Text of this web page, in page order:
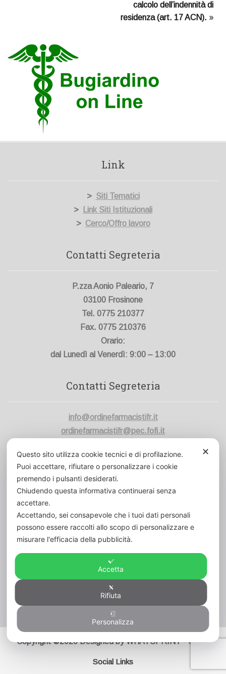
calcolo dell’indennità di
residenza (art. 17 ACN). »
Link
> Siti Tematici
>
Link Siti Istituzionali
> Cerco/Offro lavoro
Contatti Segreteria
P.zza Aonio Paleario, 7
03100 Frosinone
Tel. 0775 210377
Fax. 0775 210376
Orario:
dal Lunedì al Venerdì: 9:00 – 13:00
Contatti Segreteria
info@ordinefarmacistifr.it
ordinefarmacistifr@pec.fofi.it
Codice Fiscale:80006420600
Cod. Un. Fatt. Elett.:UFVK43
Visitatori3
Copyright ©2020 Designed by WHATSPRINT - Serba
Social Links
✕
Questo sito utilizza cookie tecnici e di profilazione.
Puoi accettare, rifiutare o personalizzare i cookie
premendo i pulsanti desiderati.
Chiudendo questa informativa continuerai senza
accettare.
Accettando, sei consapevole che i tuoi dati personali
possono essere raccolti allo scopo di personalizzare e
misurare l'efficacia della pubblicità.
Accetta
Rifiuta
Personalizza